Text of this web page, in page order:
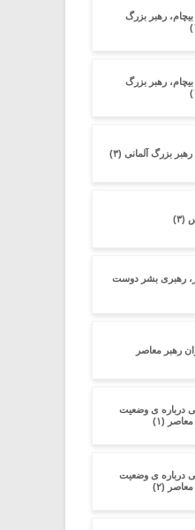
رهبر بزرگ
رهبر بزرگ
رهبر بزرگ آلمانی (۳)
(۳)
رهبری بشر دوست
رهبر معاصر
درباره ی وضعیت
(۱)
درباره ی وضعیت
(۲)